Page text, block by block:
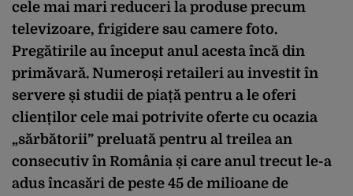
cele mai mari reduceri la produse precum
televizoare, frigidere sau camere foto.
Pregătirile au început anul acesta încă din
primăvară. Numeroși retaileri au investit în
servere și studii de piață pentru a le oferi
clienților cele mai potrivite oferte cu ocazia
„sărbătorii” preluată pentru al treilea an
consecutiv în România și care anul trecut le-a
adus încasări de peste 45 de milioane de